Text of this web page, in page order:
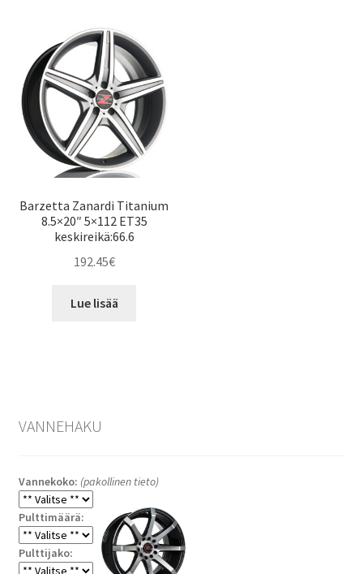
Barzetta Zanardi Titanium
8.5×20″ 5×112 ET35
keskireikä:66.6
192.45€
Lue lisää
VANNEHAKU
Vannekoko: (pakollinen tieto)
Pulttimäärä:
Pulttijako: